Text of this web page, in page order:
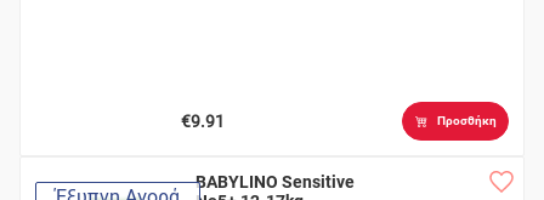
€9.91 Προσθήκη
BABYLINO Sensitive